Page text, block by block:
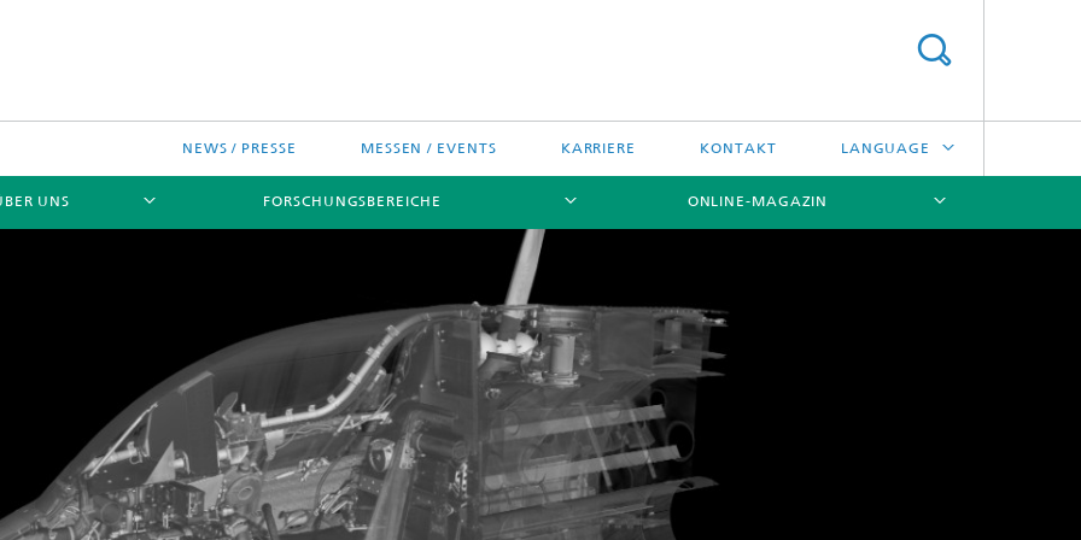
NEWS / PRESSE MESSEN / EVENTS KARRIERE KONTAKT LANGUAGE
UNS FORSCHUNGSBEREICHE
Chip-Design-Center
ONLINE-MAGAZIN